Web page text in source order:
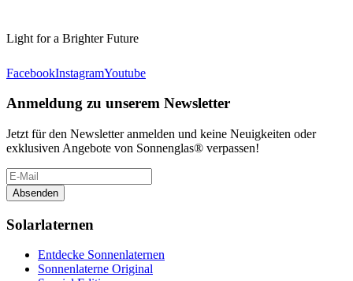
Light for a Brighter Future
FacebookInstagramYoutube
Anmeldung zu unserem Newsletter
Jetzt für den Newsletter anmelden und keine Neuigkeiten oder
exklusiven Angebote von Sonnenglas® verpassen!
Absenden
Solarlaternen
Entdecke Sonnenlaternen
Sonnenlaterne Original